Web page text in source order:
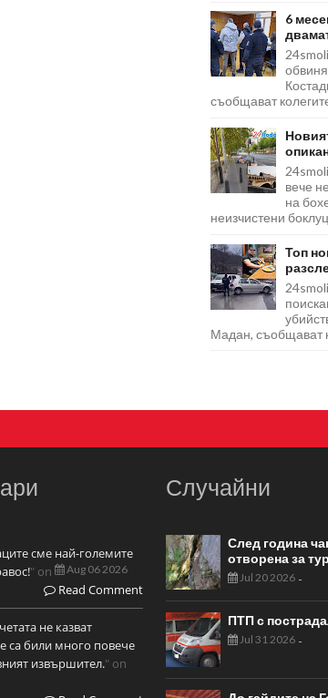
6
съобщават
вече
на
неизчистени
Топ
Мадан, съобщават
сме най-големите
" on Aug 06 2026
Read Comment
не казват
са били много повече
извършител." on
Случайни
След година
отворена за
Jul 20 2026-
ПТП с
Jul 31 2026-